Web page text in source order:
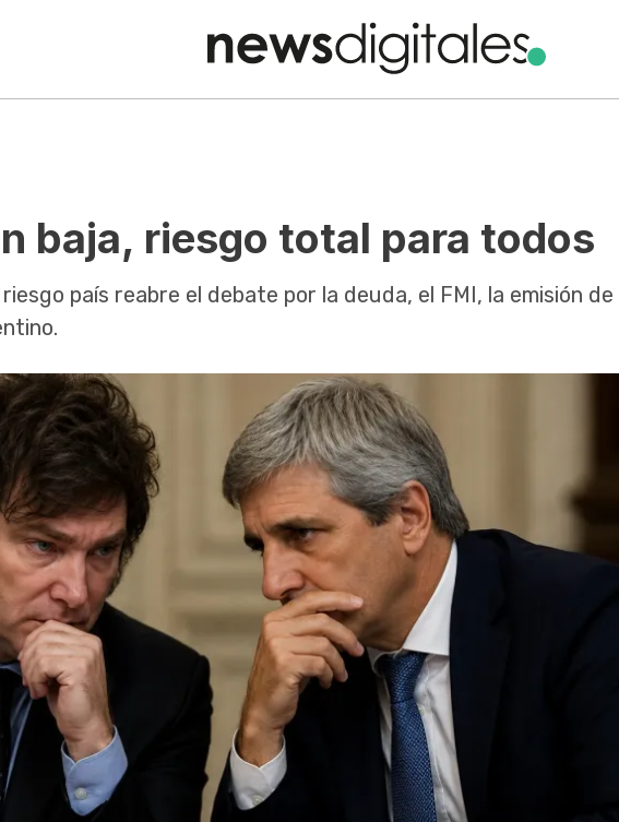
baja, riesgo total para todos
riesgo país reabre el debate por la deuda, el FMI, la emisión